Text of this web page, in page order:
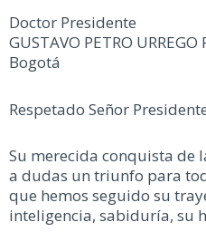
Doctor Presidente
GUSTAVO PETRO
Bogotá
Respetado Señor
Su merecida conquista de
a dudas un triunfo para
que hemos seguido su
inteligencia, sabiduría, su